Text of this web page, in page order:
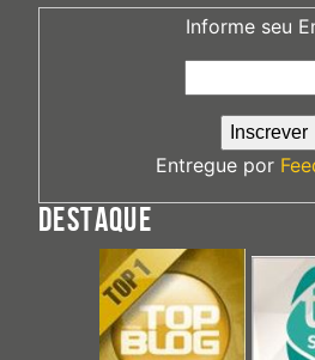
Informe seu
Entregue por
DESTAQUE